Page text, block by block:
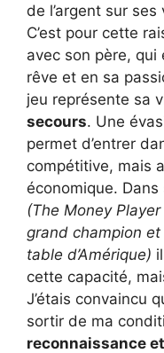
de l’argent sur ses
C’est pour cette
avec son père, qui
rêve et en sa
jeu représente sa
secours. Une
permet d’entrer
compétitive, mais
économique.
(The Money
grand champion
table d’Amérique)
cette capacité,
J’étais convaincu
sortir de ma
reconnaissance